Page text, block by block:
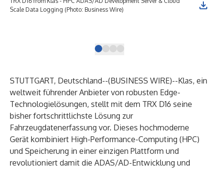
Scale Data Logging (Photo: Business Wire)
STUTTGART, Deutschland--(BUSINESS WIRE)--Klas, ein
weltweit führender Anbieter von robusten Edge-
Technologielösungen, stellt mit dem TRX D16 seine
bisher fortschrittlichste Lösung zur
Fahrzeugdatenerfassung vor. Dieses hochmoderne
Gerät kombiniert High-Performance-Computing (HPC)
und Speicherung in einer einzigen Plattform und
revolutioniert damit die ADAS/AD-Entwicklung und